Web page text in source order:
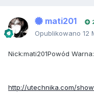
mati201
Opublikowano 12
Nick:mati201Powód
http://utechnika.com/